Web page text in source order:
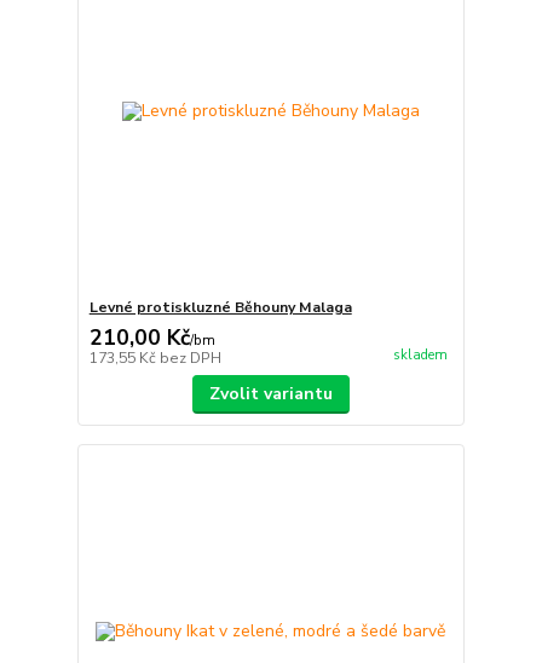
Levné protiskluzné Běhouny Malaga
210,00 Kč/bm
173,55 Kč bez DPH skladem
Zvolit variantu